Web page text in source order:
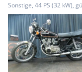
Sonstige, 44 PS (32 kW),